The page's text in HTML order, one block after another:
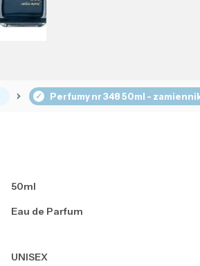
Perfumy nr 348 50ml -
50ml
Eau de Parfum
UNISEX